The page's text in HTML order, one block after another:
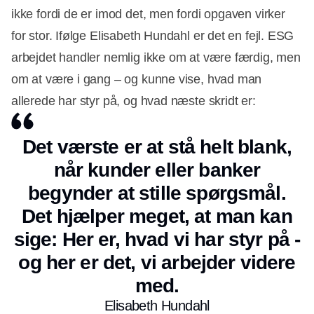
ikke fordi de er imod det, men fordi opgaven virker
for stor. Ifølge Elisabeth Hundahl er det en fejl. ESG
arbejdet handler nemlig ikke om at være færdig, men
om at være i gang – og kunne vise, hvad man
allerede har styr på, og hvad næste skridt er:
Det værste er at stå helt blank,
når kunder eller banker
begynder at stille spørgsmål.
Det hjælper meget, at man kan
sige: Her er, hvad vi har styr på -
og her er det, vi arbejder videre
med.
Elisabeth Hundahl